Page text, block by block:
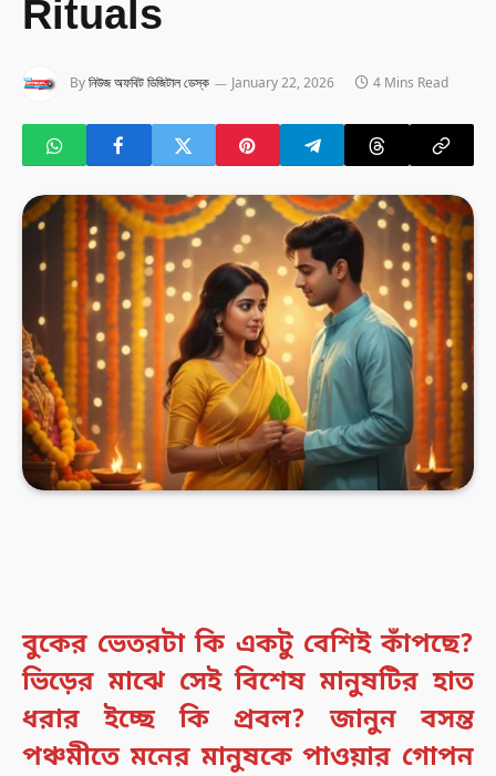
Rituals
Byনিউজ অফবিট ডিজিটাল ডেস্ক January 22, 2026 4 Mins Read
বুকের ভেতরটা কি একটু বেশিই কাঁপছে?
ভিড়ের মাঝে সেই বিশেষ মানুষটির হাত
ধরার ইচ্ছে কি প্রবল? জানুন বসন্ত
পঞ্চমীতে মনের মানুষকে পাওয়ার গোপন